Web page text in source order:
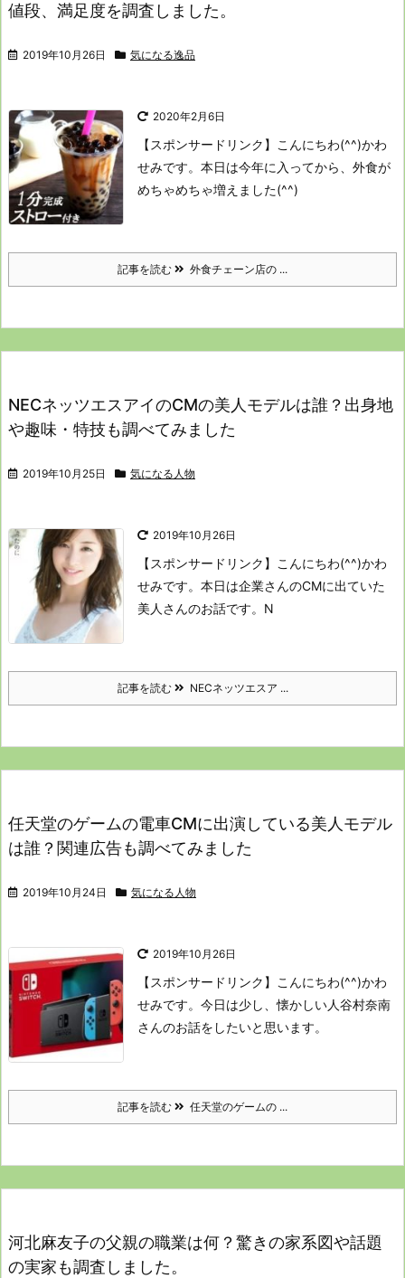
値段、満足度を調査しました。
2019年10月26日 気になる逸品
2020年2月6日
【スポンサードリンク】
こんにちわ(^^)かわ
せみです。 本日は今年に入ってから、外食が
めちゃめちゃ増えました(^^)
記事を読む 外食チェーン店の ...
NECネッツエスアイのCMの美人モデルは誰？出身地
や趣味・特技も調べてみました
2019年10月25日 気になる人物
2019年10月26日
【スポンサードリンク】
こんにちわ(^^)かわ
せみです。 本日は企業さんのCMに出ていた
美人さんのお話です。 N
記事を読む NECネッツエスア ...
任天堂のゲームの電車CMに出演している美人モデル
は誰？関連広告も調べてみました
2019年10月24日 気になる人物
2019年10月26日
【スポンサードリンク】
こんにちわ(^^)かわ
せみです。 今日は少し、懐かしい人谷村奈南
さんのお話をしたいと思います。
記事を読む 任天堂のゲームの ...
河北麻友子の父親の職業は何？驚きの家系図や話題
の実家も調査しました。